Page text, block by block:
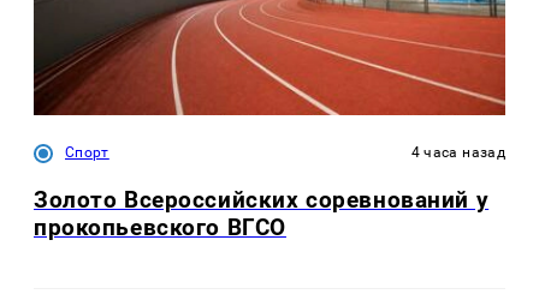
Спорт 4 часа назад
Золото Всероссийских соревнований у
прокопьевского ВГСО